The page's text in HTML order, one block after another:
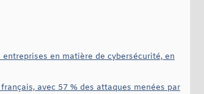
en matière de cybersécurité, en
avec 57 % des attaques menées par